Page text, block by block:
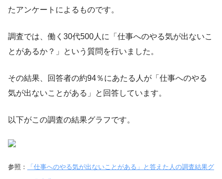
たアンケートによるものです。
調査では、働く30代500人に「仕事へのやる気が出ないこ
とがあるか？」という質問を行いました。
その結果、回答者の約94％にあたる人が「仕事へのやる
気が出ないことがある」と回答しています。
以下がこの調査の結果グラフです。
参照：
「仕事へのやる気が出ないことがある」と答えた人の調査結果グ